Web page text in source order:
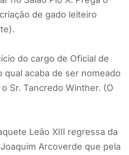
de gado leiteiro
do cargo de Oficial de
qual acaba de ser nomeado
Sr. Tancredo Winther. (O
Leão XIII regressa da
Arcoverde que pela